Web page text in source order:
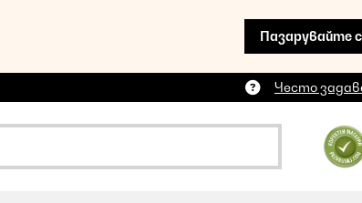
Пазарувайте
Често